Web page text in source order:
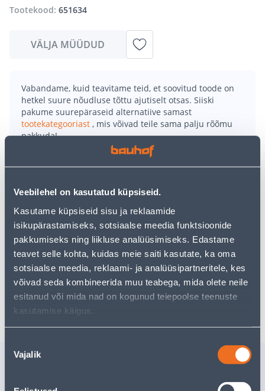
Veebilehel on kasutatud küpsiseid.
Kasutame küpsiseid sisu ja reklaamide
isikupärastamiseks, sotsiaalse meedia funktsioonide
pakkumiseks ning liikluse analüüsimiseks. Edastame
teavet selle kohta, kuidas meie saiti kasutate, ka oma
sotsiaalse meedia, reklaami- ja analüüsipartneritele, kes
võivad seda kombineerida muu teabega, mida olete neile
esitanud või mida nad on kogunud teiepoolse teenuste
kasutamise käigus.
valik
Vajalik
Tootekood: 651634
VÄLJA MÜÜDUD
Vabandame, kuid teavitame teid, et soovitud toode on
hetkel suure nõudluse tõttu ajutiselt otsas. Siiski
pakume suurepäraseid alternatiive samast
tootekategooriast , mis võivad teile sama palju rõõmu
pakkuda!
Teie ostlemisrõõm ei pea aga siin lõppema - oma
uurimistööd saate jätkata, naastes
kasutades meie võimsat otsingufunktsiooni, et leida
• Kuldne klaasmosaiik mõõtmetega 30 x 30 cm.
• Läikiv pinnaviimistlus.
• Saab luua originaalseid ja eksklusiivseid lahendusi.
• 14-päevane tagastusõigus.
Tarne pole võimalik
Sarnased tooted